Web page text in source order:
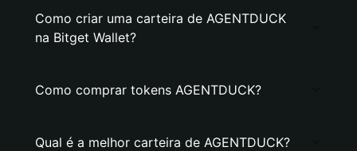
Como criar uma carteira de AGENTDUCK
na Bitget Wallet?
Como comprar tokens AGENTDUCK?
Qual é a melhor carteira de AGENTDUCK?